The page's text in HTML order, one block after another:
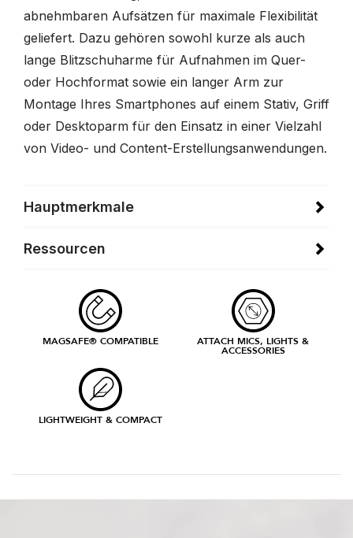
abnehmbaren Aufsätzen für maximale Flexibilität
geliefert. Dazu gehören sowohl kurze als auch
lange Blitzschuharme für Aufnahmen im Quer-
oder Hochformat sowie ein langer Arm zur
Montage Ihres Smartphones auf einem Stativ, Griff
oder Desktoparm für den Einsatz in einer Vielzahl
von Video- und Content-Erstellungsanwendungen.
Hauptmerkmale
Ressourcen
MAGSAFE® COMPATIBLE ATTACH MICS, LIGHTS &
ACCESSORIES
LIGHTWEIGHT & COMPACT